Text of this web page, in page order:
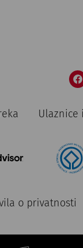
Ulaznice
o privatnosti